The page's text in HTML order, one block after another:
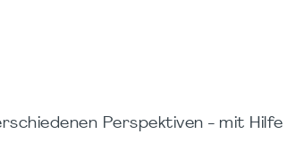
Perspektiven - mit Hilfe